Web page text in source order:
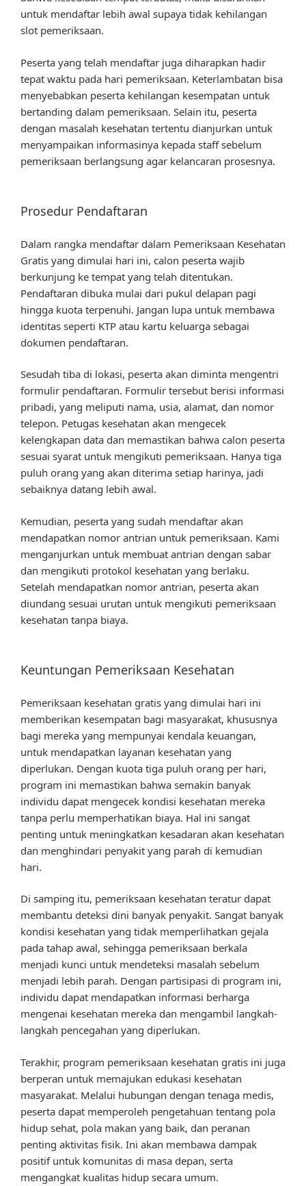
untuk mendaftar lebih awal supaya tidak kehilangan
slot pemeriksaan.
Peserta yang telah mendaftar juga diharapkan hadir
tepat waktu pada hari pemeriksaan. Keterlambatan bisa
menyebabkan peserta kehilangan kesempatan untuk
bertanding dalam pemeriksaan. Selain itu, peserta
dengan masalah kesehatan tertentu dianjurkan untuk
menyampaikan informasinya kepada staff sebelum
pemeriksaan berlangsung agar kelancaran prosesnya.
Prosedur Pendaftaran
Dalam rangka mendaftar dalam Pemeriksaan Kesehatan
Gratis yang dimulai hari ini, calon peserta wajib
berkunjung ke tempat yang telah ditentukan.
Pendaftaran dibuka mulai dari pukul delapan pagi
hingga kuota terpenuhi. Jangan lupa untuk membawa
identitas seperti KTP atau kartu keluarga sebagai
dokumen pendaftaran.
Sesudah tiba di lokasi, peserta akan diminta mengentri
formulir pendaftaran. Formulir tersebut berisi informasi
pribadi, yang meliputi nama, usia, alamat, dan nomor
telepon. Petugas kesehatan akan mengecek
kelengkapan data dan memastikan bahwa calon peserta
sesuai syarat untuk mengikuti pemeriksaan. Hanya tiga
puluh orang yang akan diterima setiap harinya, jadi
sebaiknya datang lebih awal.
Kemudian, peserta yang sudah mendaftar akan
mendapatkan nomor antrian untuk pemeriksaan. Kami
menganjurkan untuk membuat antrian dengan sabar
dan mengikuti protokol kesehatan yang berlaku.
Setelah mendapatkan nomor antrian, peserta akan
diundang sesuai urutan untuk mengikuti pemeriksaan
kesehatan tanpa biaya.
Keuntungan Pemeriksaan Kesehatan
Pemeriksaan kesehatan gratis yang dimulai hari ini
memberikan kesempatan bagi masyarakat, khususnya
bagi mereka yang mempunyai kendala keuangan,
untuk mendapatkan layanan kesehatan yang
diperlukan. Dengan kuota tiga puluh orang per hari,
program ini memastikan bahwa semakin banyak
individu dapat mengecek kondisi kesehatan mereka
tanpa perlu memperhatikan biaya. Hal ini sangat
penting untuk meningkatkan kesadaran akan kesehatan
dan menghindari penyakit yang parah di kemudian
hari.
Di samping itu, pemeriksaan kesehatan teratur dapat
membantu deteksi dini banyak penyakit. Sangat banyak
kondisi kesehatan yang tidak memperlihatkan gejala
pada tahap awal, sehingga pemeriksaan berkala
menjadi kunci untuk mendeteksi masalah sebelum
menjadi lebih parah. Dengan partisipasi di program ini,
individu dapat mendapatkan informasi berharga
mengenai kesehatan mereka dan mengambil langkah-
langkah pencegahan yang diperlukan.
Terakhir, program pemeriksaan kesehatan gratis ini juga
berperan untuk memajukan edukasi kesehatan
masyarakat. Melalui hubungan dengan tenaga medis,
peserta dapat memperoleh pengetahuan tentang pola
hidup sehat, pola makan yang baik, dan peranan
penting aktivitas fisik. Ini akan membawa dampak
positif untuk komunitas di masa depan, serta
mengangkat kualitas hidup secara umum.